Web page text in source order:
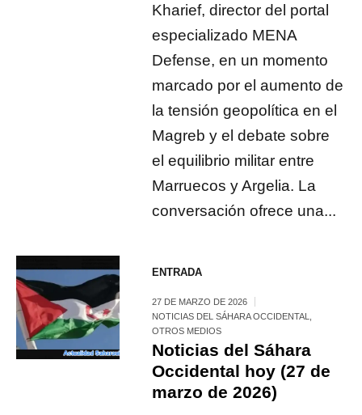
Kharief, director del portal
especializado MENA
Defense, en un momento
marcado por el aumento de
la tensión geopolítica en el
Magreb y el debate sobre
el equilibrio militar entre
Marruecos y Argelia. La
conversación ofrece una...
ENTRADA
27 DE MARZO DE 2026
NOTICIAS DEL SÁHARA OCCIDENTAL
OTROS MEDIOS
Noticias del Sáhara
Occidental hoy (27 de
marzo de 2026)